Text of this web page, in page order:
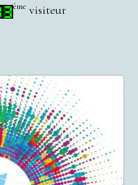
ème visiteur